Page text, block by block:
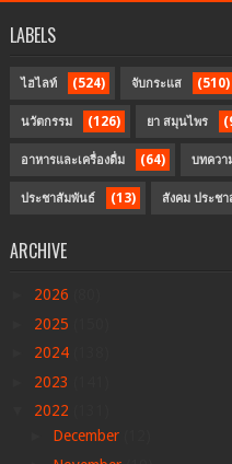
LABELS
ไฮไลท์ (524) จับกระแส (510)
นวัตกรรม (126) ยา สมุนไพร
อาหารและเครื่องดื่ม (64) บทควา
ประชาสัมพันธ์ (13) สังคม ประช
ARCHIVE
2026
2025
2024
2023
2022
December